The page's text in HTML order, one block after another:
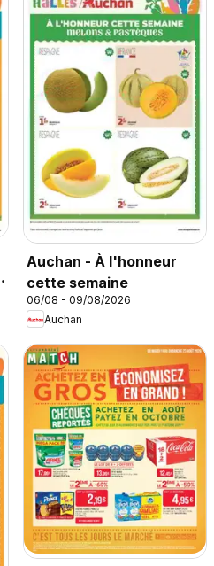
Auchan - À l'honneur
cette semaine
06/08 - 09/08/2026
Auchan